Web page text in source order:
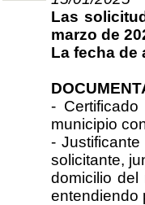
Las
marzo de
La fecha de
-
municipio
-
solicitante,
domicilio
entendiendo